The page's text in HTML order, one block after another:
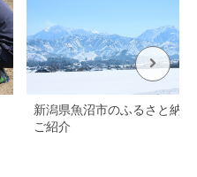
新潟県魚沼市のふるさと納税
ご紹介